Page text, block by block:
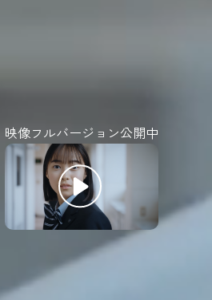
映像フルバージョン公開中